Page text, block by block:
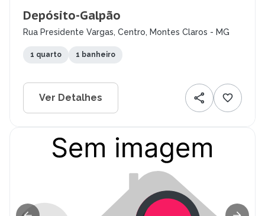
Depósito-Galpão
Rua Presidente Vargas, Centro, Montes Claros - MG
1 quarto 1 banheiro
Ver Detalhes